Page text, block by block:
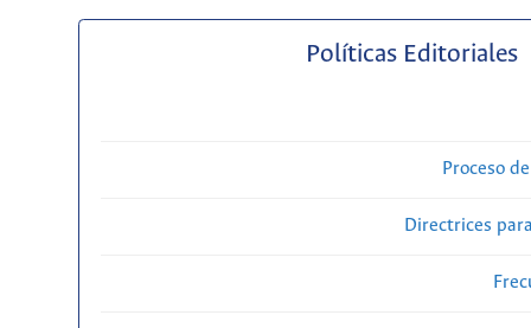
Políticas Editoriales
Proceso
Directrices